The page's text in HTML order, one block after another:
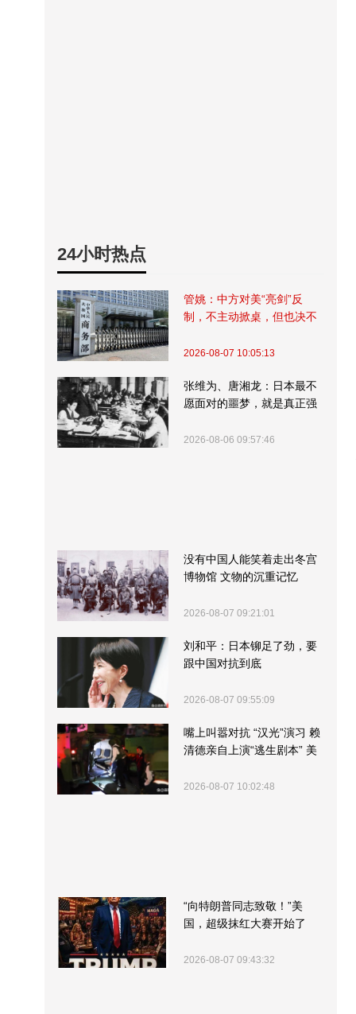
24小时热点
管姚：中方对美“亮剑”反
制，不主动掀桌，但也决不
2026-08-07 10:05:13
张维为、唐湘龙：日本最不
愿面对的噩梦，就是真正强
2026-08-06 09:57:46
没有中国人能笑着走出冬宫
博物馆 文物的沉重记忆
2026-08-07 09:21:01
刘和平：日本铆足了劲，要
跟中国对抗到底
2026-08-07 09:55:09
嘴上叫嚣对抗 “汉光”演习 赖
清德亲自上演“逃生剧本” 美
2026-08-07 10:02:48
“向特朗普同志致敬！”美
国，超级抹红大赛开始了
2026-08-07 09:43:32